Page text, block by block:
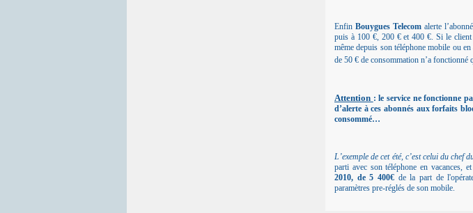
Enfin Bouygues Telecomalerte
puis à 100 €, 200 € et 400 €. Si le
même depuis son téléphone mobile ou
de 50 € de consommation n’a fonctionné
Attention : le service ne fonctionne
d’alerte à ces abonnés aux forfaits
consommé…
L’exemple de cet été, c’est celui du chef
parti avec son téléphone en vacances,
2010, de 5 400€de la part de
paramètres pre-réglés de son mobile.